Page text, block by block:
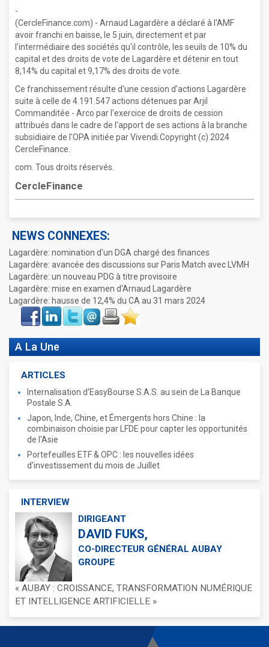
-
(CercleFinance.com) - Arnaud Lagardère a déclaré à l'AMF
avoir franchi en baisse, le 5 juin, directement et par
l'intermédiaire des sociétés qu'il contrôle, les seuils de 10% du
capital et des droits de vote de Lagardère et détenir en tout
8,14% du capital et 9,17% des droits de vote.
Ce franchissement résulte d'une cession d'actions Lagardère
suite à celle de 4.191.547 actions détenues par Arjil
Commanditée - Arco par l'exercice de droits de cession
attribués dans le cadre de l'apport de ses actions à la branche
subsidiaire de l'OPA initiée par Vivendi.Copyright (c) 2024
CercleFinance.
com. Tous droits réservés.
CercleFinance
NEWS CONNEXES:
Lagardère: nomination d'un DGA chargé des finances
Lagardère: avancée des discussions sur Paris Match avec LVMH
Lagardère: un nouveau PDG à titre provisoire
Lagardère: mise en examen d'Arnaud Lagardère
Lagardère: hausse de 12,4% du CA au 31 mars 2024
Face
book
LinkIn Twitter Envoyer ImprimerFavoris
A La Une
ARTICLES
Internalisation d'EasyBourse S.A.S. au sein de La Banque
Postale S.A.
Japon, Inde, Chine, et Émergents hors Chine : la
combinaison choisie par LFDE pour capter les opportunités
de l'Asie
Portefeuilles ETF & OPC : les nouvelles idées
d'investissement du mois de Juillet
INTERVIEW
DIRIGEANT
DAVID FUKS,
CO-DIRECTEUR GÉNÉRAL AUBAY
GROUPE
« AUBAY : CROISSANCE, TRANSFORMATION NUMÉRIQUE
ET INTELLIGENCE ARTIFICIELLE »